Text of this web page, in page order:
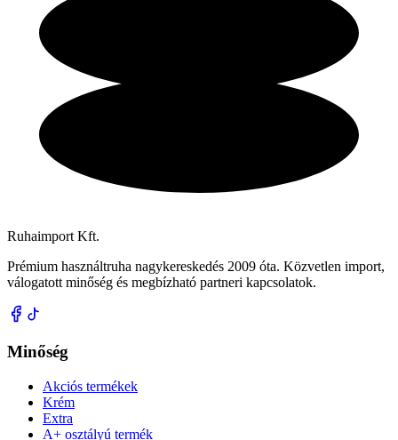
Ruhaimport Kft.
Prémium használtruha nagykereskedés 2009 óta. Közvetlen import,
válogatott minőség és megbízható partneri kapcsolatok.
Minőség
Akciós termékek
Krém
Extra
A+ osztályú termék